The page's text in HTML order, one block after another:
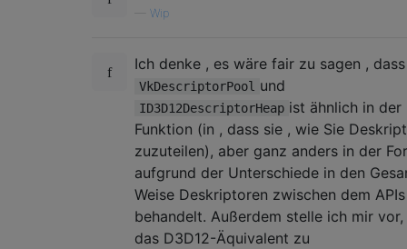
Wip
Ich denke , es wäre fair zu sagen , dass
VkDescriptorPool und
ID3D12DescriptorHeap ist ähnlich in der
Funktion (in , dass sie , wie Sie
zuzuteilen), aber ganz anders in der
aufgrund der Unterschiede in den
Weise Deskriptoren zwischen dem APIs
behandelt. Außerdem stelle ich mir vor,
das D3D12-Äquivalent zu